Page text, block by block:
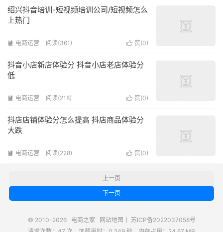
绍兴抖音培训-短视频培训公司/短视频怎么
上热门
 赞(0)
 电商运营 阅读(361)
抖音小店新店体验分 抖音小店老店体验分
低
 赞(0)
 电商运营 阅读(218)
抖店店铺体验分怎么提高 抖店商品体验分
大跌
 赞(0)
 电商运营 阅读(228)
上一页
下一页
© 2010-2026 电商之家 网站地图
苏ICP备2022037058号